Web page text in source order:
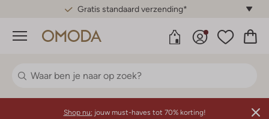
Gratis standaard verzending*
Menu
Shop nu: jouw must-haves tot 70% korting!